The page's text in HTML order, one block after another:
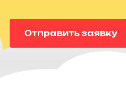
Отправить заявку